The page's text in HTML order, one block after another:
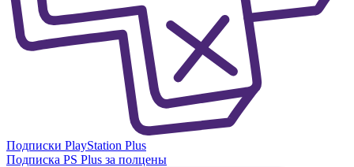
Подписки PlayStation Plus
Подписка PS Plus за полцены